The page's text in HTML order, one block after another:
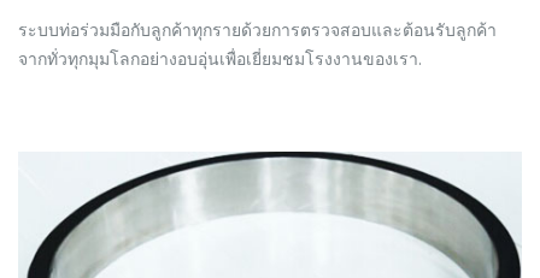
ระบบท่อร่วมมือกับลูกค้าทุกรายด้วยการตรวจสอบและต้อนรับลูกค้า
จากทั่วทุกมุมโลกอย่างอบอุ่นเพื่อเยี่ยมชมโรงงานของเรา.